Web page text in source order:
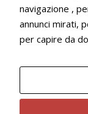
29 LUGLIO 2026
Francesco
22 LUGLIO 2026
Bologna Rugby
navigazione ,
annunci mirati,
per capire da